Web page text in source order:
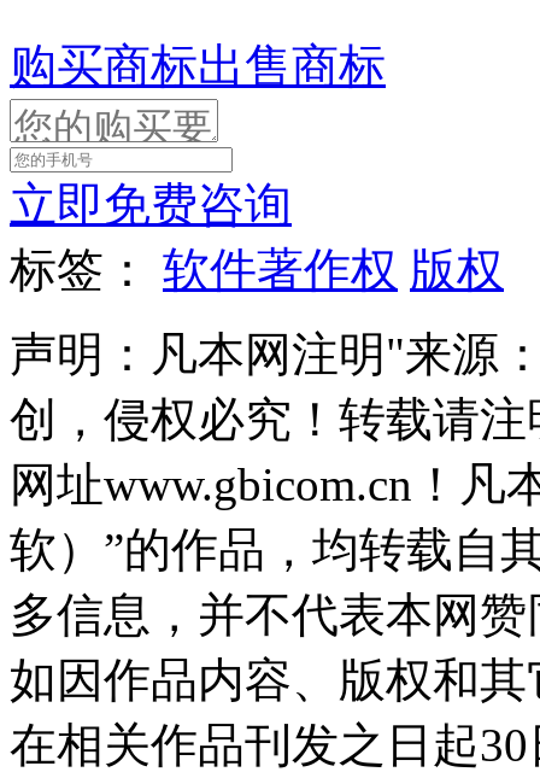
购买商标出售商标
立即免费咨询
标签：
软件著作权 版权
声明：凡本网注明"来源
创，侵权必究！转载请
网址www.gbicom.cn！
软）”的作品，均转载自
多信息，并不代表本网
如因作品内容、版权和
在相关作品刊发之日起